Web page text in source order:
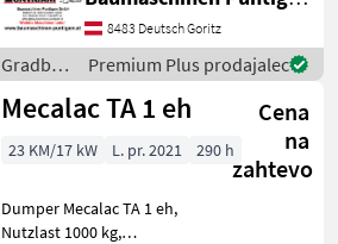
Referenznummer: 3518
Baumaschinen Puntigam
GmbH Unser Spezialgebiet:
An
8483 Deutsch Goritz
Gradbeni
stroji /
Mecalac
Premium Plus prodajalec
Mecalac TA 1 eh
Cena
na
zahtevo
23 KM/17 kW L. pr. 2021 290 h
Dumper Mecalac TA 1 eh,
Nutzlast 1000 kg,